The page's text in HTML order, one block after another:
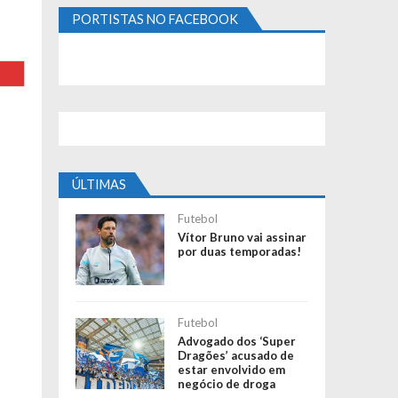
PORTISTAS NO FACEBOOK
ÚLTIMAS
Futebol
Vítor Bruno vai assinar
por duas temporadas!
Futebol
Advogado dos ‘Super
Dragões’ acusado de
estar envolvido em
negócio de droga